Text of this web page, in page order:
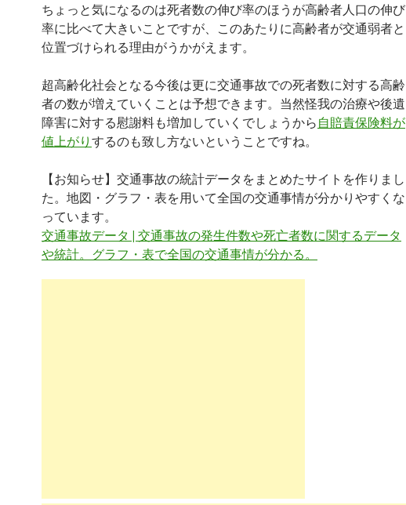
ちょっと気になるのは死者数の伸び率のほうが高齢者人口の伸び
率に比べて大きいことですが、このあたりに高齢者が交通弱者と
位置づけられる理由がうかがえます。
超高齢化社会となる今後は更に交通事故での死者数に対する高齢
者の数が増えていくことは予想できます。当然怪我の治療や後遺
障害に対する慰謝料も増加していくでしょうから 自賠責保険料が
値上がり するのも致し方ないということですね。
【お知らせ】交通事故の統計データをまとめたサイトを作りまし
た。地図・グラフ・表を用いて全国の交通事情が分かりやすくな
っています。
交通事故データ | 交通事故の発生件数や死亡者数に関するデータ
や統計。グラフ・表で全国の交通事情が分かる。